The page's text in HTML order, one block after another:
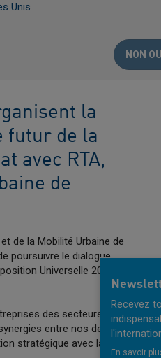
Unis
NON
la
futur de la
avec RTA,
de
de la Mobilité Urbaine de
poursuivre le dialogue
Universelle 2020 qui se
des secteurs public et
entre nos deux pays.
stratégique avec la
Recevez
En savoir